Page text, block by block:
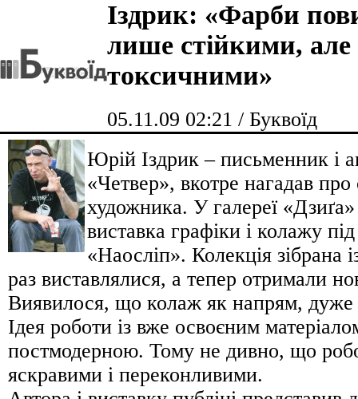
Іздрик: «Фарби
лише стійкими, але
токсичними»
05.11.09 02:21 / Буквоїд
Юрій Іздрик – письменник і
«Четвер», вкотре нагадав про
художника. У галереї «Дзиґа»
виставка графіки і колажу
«Наосліп». Колекція зібрана
раз виставлялися, а тепер отримали
Виявилося, що колаж як напрям, дуже
Ідея роботи із вже освоєним
постмодерною. Тому не дивно, що
яскравими і переконливими.